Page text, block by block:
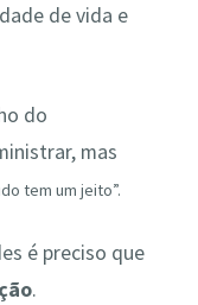
de vida e
do
mas
tem um jeito”.
é preciso que
.